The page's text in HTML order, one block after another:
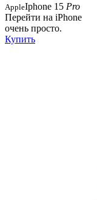
AppleIphone 15 Pro
Перейти на iPhone
очень просто.
Купить